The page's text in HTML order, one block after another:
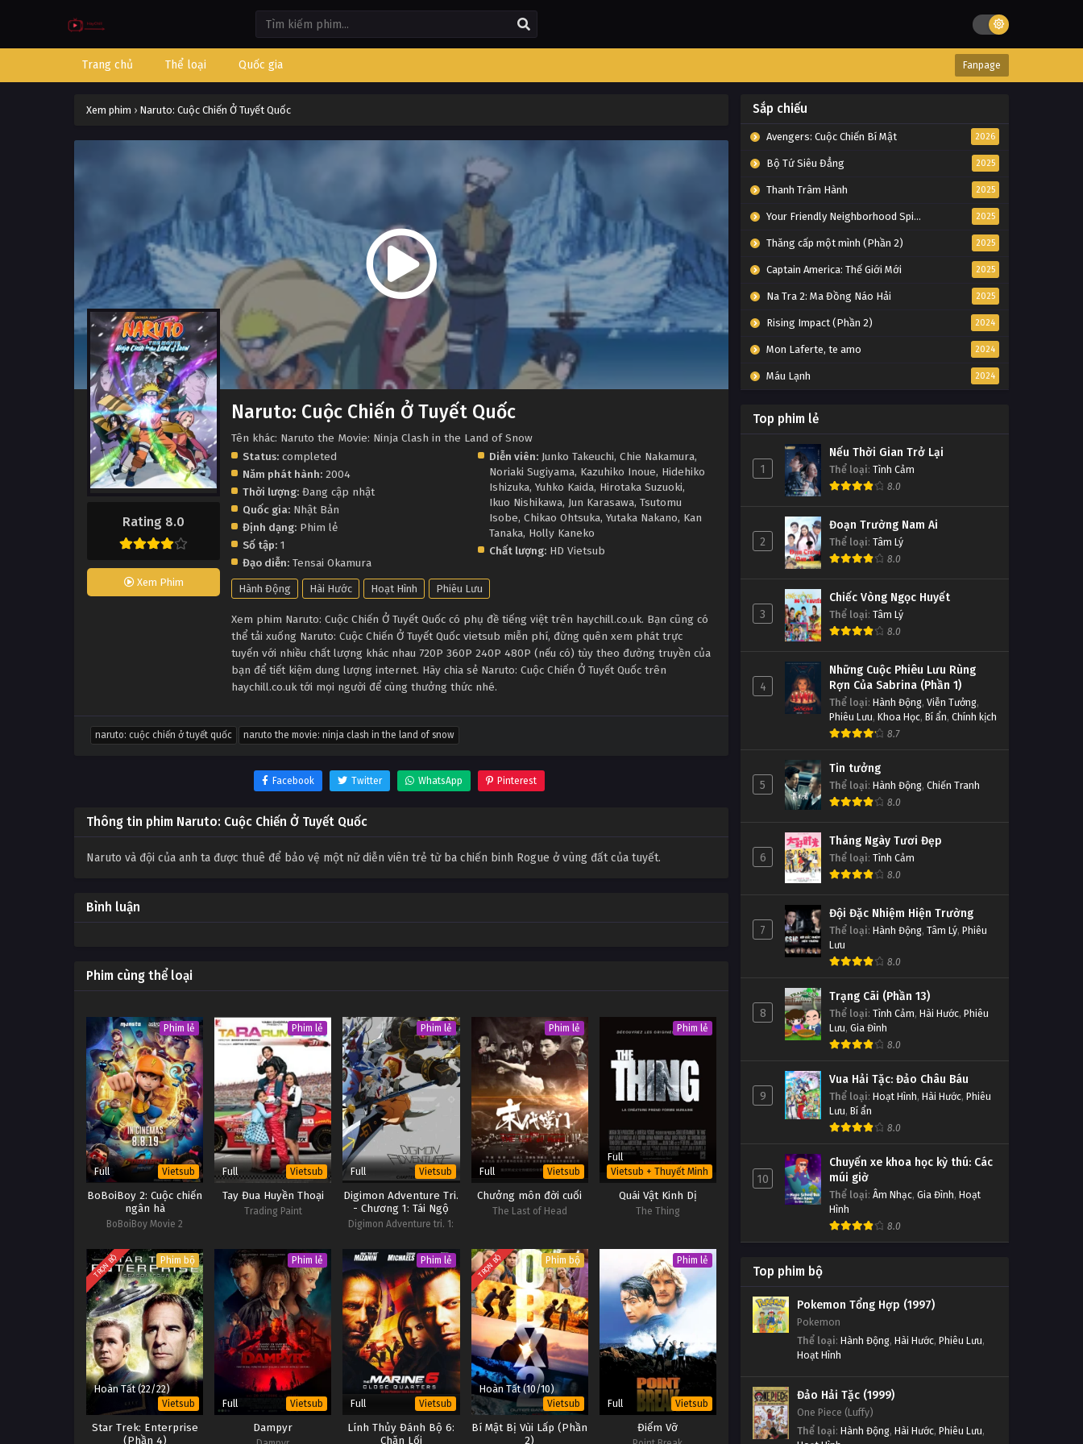
Trang chủ Thể loại Quốc gia Fanpage
Xem phim › Naruto: Cuộc Chiến Ở Tuyết Quốc
Rating 8.0
Xem Phim
Naruto: Cuộc Chiến Ở Tuyết Quốc
Tên khác: Naruto the Movie: Ninja Clash in the Land of Snow
Status: completed
Năm phát hành: 2004
Thời lượng: Đang cập nhật
Quốc gia: Nhật Bản
Định dạng: Phim lẻ
Số tập: 1
Đạo diễn: Tensai Okamura
Diễn viên: Junko Takeuchi, Chie Nakamura,
Noriaki Sugiyama, Kazuhiko Inoue, Hidehiko
Ishizuka, Yuhko Kaida, Hirotaka Suzuoki,
Ikuo Nishikawa, Jun Karasawa, Tsutomu
Isobe, Chikao Ohtsuka, Yutaka Nakano, Kan
Tanaka, Holly Kaneko
Chất lượng: HD Vietsub
Hành Động Hài Hước Hoạt Hình Phiêu Lưu
Xem phim Naruto: Cuộc Chiến Ở Tuyết Quốc có phụ đề tiếng việt trên haychill.co.uk. Bạn cũng có
thể tải xuống Naruto: Cuộc Chiến Ở Tuyết Quốc vietsub miễn phí, đừng quên xem phát trực
tuyến với nhiều chất lượng khác nhau 720P 360P 240P 480P (nếu có) tùy theo đường truyền của
bạn để tiết kiệm dung lượng internet. Hãy chia sẻ Naruto: Cuộc Chiến Ở Tuyết Quốc trên
haychill.co.uk tới mọi người để cùng thưởng thức nhé.
naruto: cuộc chiến ở tuyết quốc naruto the movie: ninja clash in the land of snow
Facebook Twitter WhatsApp Pinterest
Thông tin phim Naruto: Cuộc Chiến Ở Tuyết Quốc
Naruto và đội của anh ta được thuê để bảo vệ một nữ diễn viên trẻ từ ba chiến binh Rogue ở vùng đất của tuyết.
Bình luận
Phim cùng thể loại
Phim lẻ
Full Vietsub
BoBoiBoy 2: Cuộc chiến
ngân hà
BoBoiBoy Movie 2
Phim lẻ
Full Vietsub
Tay Đua Huyền Thoại
Trading Paint
Phim lẻ
Full Vietsub
Digimon Adventure Tri.
- Chương 1: Tái Ngộ
Digimon Adventure tri. 1:
Tri. - Chapter 1: Reunion
Phim lẻ
Full Vietsub
Chưởng môn đời cuối
The Last of Head
Phim lẻ
Full
Vietsub + Thuyết Minh
Quái Vật Kinh Dị
The Thing
TRỌN BỘ Phim bộ
Hoàn Tất (22/22)
Vietsub
Star Trek: Enterprise
(Phần 4)
Phim lẻ
Full Vietsub
Dampyr
Phim lẻ
Full Vietsub
Lính Thủy Đánh Bộ 6:
Chặn Lối
TRỌN BỘ Phim bộ
Hoàn Tất (10/10)
Vietsub
Bí Mật Bị Vùi Lấp (Phần
2)
Phim lẻ
Full Vietsub
Điểm Vỡ
Sắp chiếu
Avengers: Cuộc Chiến Bí Mật 2026
Bộ Tứ Siêu Đẳng 2025
Thanh Trâm Hành 2025
Your Friendly Neighborhood Spider-Man 2025
Thăng cấp một mình (Phần 2) 2025
Captain America: Thế Giới Mới 2025
Na Tra 2: Ma Đồng Náo Hải 2025
Rising Impact (Phần 2) 2024
Mon Laferte, te amo 2024
Máu Lạnh 2024
Top phim lẻ
1
Nếu Thời Gian Trở Lại
Thể loại: Tình Cảm
8.0
2
Đoạn Trường Nam Ai
Thể loại: Tâm Lý
8.0
3
Chiếc Vòng Ngọc Huyết
Thể loại: Tâm Lý
8.0
4
Những Cuộc Phiêu Lưu Rùng
Rợn Của Sabrina (Phần 1)
Thể loại: Hành Động, Viễn Tưởng,
Phiêu Lưu, Khoa Học, Bí ẩn, Chính kịch
8.7
5
Tin tưởng
Thể loại: Hành Động, Chiến Tranh
8.0
6
Tháng Ngày Tươi Đẹp
Thể loại: Tình Cảm
8.0
7
Đội Đặc Nhiệm Hiện Trường
Thể loại: Hành Động, Tâm Lý, Phiêu
Lưu
8.0
8
Trạng Cãi (Phần 13)
Thể loại: Tình Cảm, Hài Hước, Phiêu
Lưu, Gia Đình
8.0
9
Vua Hải Tặc: Đảo Châu Báu
Thể loại: Hoạt Hình, Hài Hước, Phiêu
Lưu, Bí ẩn
8.0
10
Chuyến xe khoa học kỳ thú: Các
múi giờ
Thể loại: Âm Nhạc, Gia Đình, Hoạt
Hình
8.0
Top phim bộ
Pokemon Tổng Hợp (1997)
Pokemon
Thể loại: Hành Động, Hài Hước, Phiêu Lưu,
Hoạt Hình
Đảo Hải Tặc (1999)
One Piece (Luffy)
Thể loại: Hành Động, Hài Hước, Phiêu Lưu,